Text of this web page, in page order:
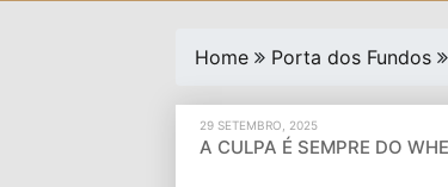
Home Porta dos Fundos
29 SETEMBRO, 2025
A CULPA É SEMPRE DO